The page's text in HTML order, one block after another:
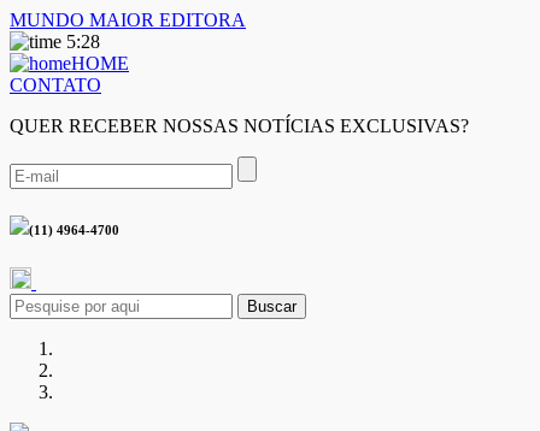
MUNDO MAIOR EDITORA
5:28
HOME
CONTATO
QUER RECEBER NOSSAS NOTÍCIAS EXCLUSIVAS?
(11) 4964-4700
Buscar